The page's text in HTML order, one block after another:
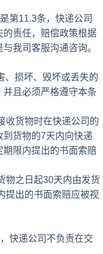
第11.3条，快递公司
的责任，赔偿政策根据
我司客服沟通咨询。
、损坏、毁坏或丢失的
且必须严格遵守本条
收货物时在快递公司的
货物的7天内向快递
限内提出的书面索赔
物之日起30天内由发货
提出的书面索赔应被视
快递公司不负责在交